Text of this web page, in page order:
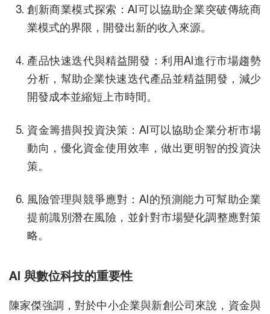
創新商業模式探索：AI可以協助企業突破傳統商
業模式的界限，開發出新的收入來源。
產品快速迭代與精益開發：利用AI進行市場趨勢
分析，幫助企業快速迭代產品並精益開發，減少
開發成本並縮短上市時間。
資金籌措與投資決策：AI可以協助企業分析市場
動向，優化資金使用效率，做出更明智的投資決
策。
風險管理與競爭應對：AI的預測能力可幫助企業
提前識別潛在風險，並針對市場變化調整應對策
略。
AI 與數位科技的重要性
陳家傑強調，對於中小企業與新創公司來說，資金與